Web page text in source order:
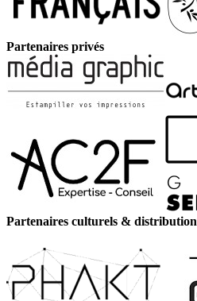
Partenaires privés
Partenaires culturels & distribution